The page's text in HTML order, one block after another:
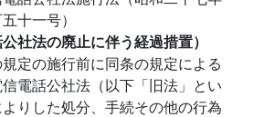
十一号）
公社法の廃止に伴う経過措置）
定の施行前に同条の規定による
電話公社法（以下「旧法」とい
りした処分、手続その他の行為